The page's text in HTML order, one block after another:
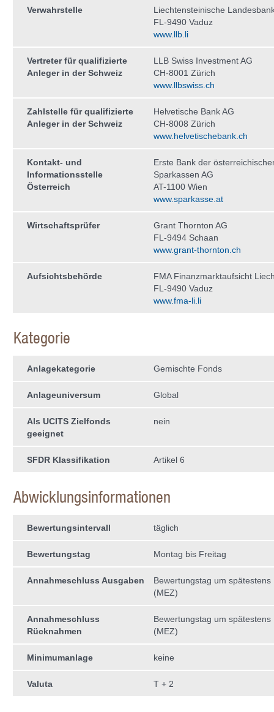
Verwahrstelle
Liechtensteinische
FL-9490 Vaduz
www.llb.li
Vertreter für qualifizierte
Anleger in der Schweiz
LLB Swiss Investment AG
CH-8001 Zürich
www.llbswiss.ch
Zahlstelle für qualifizierte
Anleger in der Schweiz
Helvetische Bank AG
CH-8008 Zürich
www.helvetischebank.ch
Kontakt- und
Informationsstelle
Österreich
Erste Bank der
Sparkassen AG
AT-1100 Wien
www.sparkasse.at
Wirtschaftsprüfer
Grant Thornton AG
FL-9494 Schaan
www.grant-thornton.ch
Aufsichtsbehörde
FMA Finanzmarktaufsicht
FL-9490 Vaduz
www.fma-li.li
Kategorie
Anlagekategorie Gemischte Fonds
Anlageuniversum Global
Als UCITS Zielfonds
geeignet
nein
SFDR Klassifikation Artikel 6
Abwicklungsinformationen
Bewertungsintervall täglich
Bewertungstag Montag bis Freitag
Annahmeschluss Ausgaben
Bewertungstag um spätestens
(MEZ)
Annahmeschluss
Rücknahmen
Bewertungstag um spätestens
(MEZ)
Minimumanlage keine
Valuta T + 2